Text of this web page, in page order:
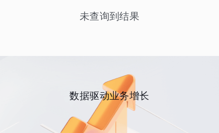
未查询到结果
数据驱动业务增长